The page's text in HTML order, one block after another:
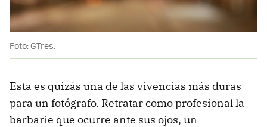
Foto: GTres.
Esta es quizás una de las vivencias más duras
para un fotógrafo. Retratar como profesional la
barbarie que ocurre ante sus ojos, un